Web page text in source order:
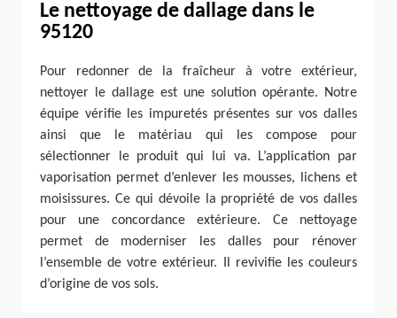
Le nettoyage de dallage dans le
95120
Pour redonner de la fraîcheur à votre extérieur,
nettoyer le dallage est une solution opérante. Notre
équipe vérifie les impuretés présentes sur vos dalles
ainsi que le matériau qui les compose pour
sélectionner le produit qui lui va. L’application par
vaporisation permet d’enlever les mousses, lichens et
moisissures. Ce qui dévoile la propriété de vos dalles
pour une concordance extérieure. Ce nettoyage
permet de moderniser les dalles pour rénover
l’ensemble de votre extérieur. Il revivifie les couleurs
d’origine de vos sols.